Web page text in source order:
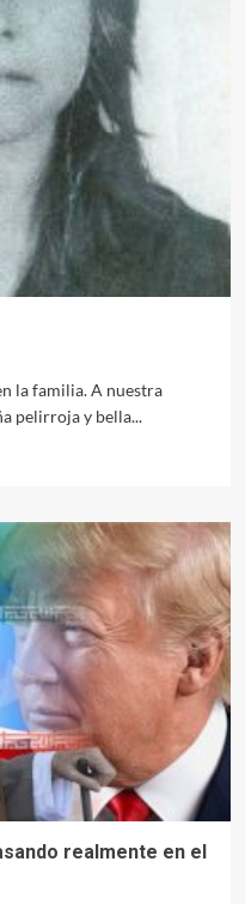
la familia. A nuestra
pelirroja y bella...
realmente en el